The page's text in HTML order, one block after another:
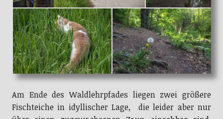
Am Ende des Waldlehrpfades liegen zwei größere
Fischteiche in idyllischer Lage, die leider aber nur